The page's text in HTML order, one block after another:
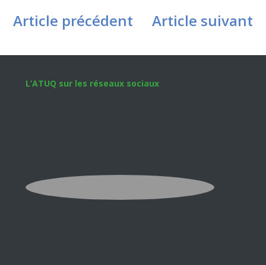
Article précédent Article suivant
Footer
L’ATUQ sur les réseaux sociaux